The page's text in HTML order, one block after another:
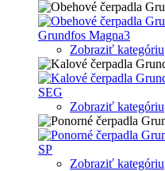
Grundfos Magna3
Zobraziť kategóriu
SEG
Zobraziť kategóriu
SP
Zobraziť kategóriu